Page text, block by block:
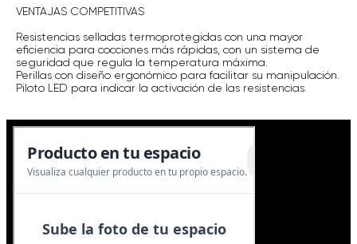
VENTAJAS COMPETITIVAS
Resistencias selladas termoprotegidas con una mayor
eficiencia para cocciones más rápidas, con un sistema de
seguridad que regula la temperatura máxima.
Perillas con diseño ergonómico para facilitar su manipulación.
Piloto LED para indicar la activación de las resistencias.